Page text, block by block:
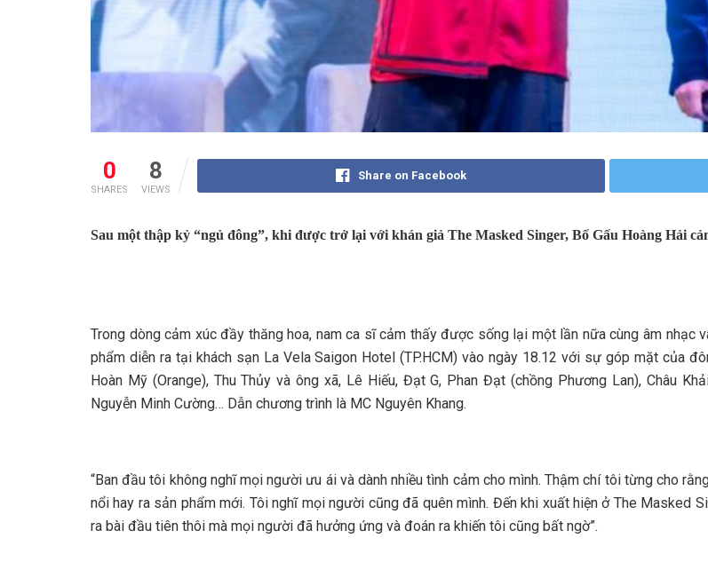
0
SHARES
8
VIEWS
Share on Facebook
Sau một thập kỷ “ngủ đông”, khi được trở lại với khán giả The Masked Singer, Bố Gấu Hoàng Hải
Trong dòng cảm xúc đầy thăng hoa, nam ca sĩ cảm thấy được sống lại một lần nữa cùng âm nhạc
phẩm diễn ra tại khách sạn La Vela Saigon Hotel (TP.HCM) vào ngày 18.12 với sự góp mặt của
Hoàn Mỹ (Orange), Thu Thủy và ông xã, Lê Hiếu, Đạt G, Phan Đạt (chồng Phương Lan), Châu
Nguyễn Minh Cường… Dẫn chương trình là MC Nguyên Khang.
“Ban đầu tôi không nghĩ mọi người ưu ái và dành nhiều tình cảm cho mình. Thậm chí tôi từng cho
nổi hay ra sản phẩm mới. Tôi nghĩ mọi người cũng đã quên mình. Đến khi xuất hiện ở The Masked
ra bài đầu tiên thôi mà mọi người đã hưởng ứng và đoán ra khiến tôi cũng bất ngờ”.